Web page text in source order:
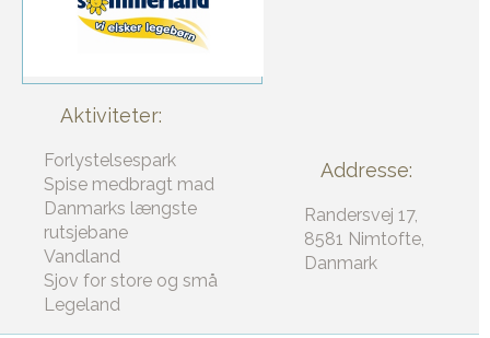
Aktiviteter:
Forlystelsespark
Spise medbragt mad
Danmarks længste
rutsjebane
Vandland
Sjov for store og små
Legeland
Addresse:
Randersvej 17,
8581 Nimtofte,
Danmark